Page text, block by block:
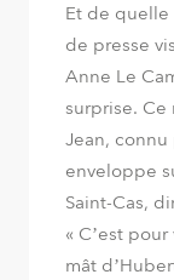
Et de quelle
de presse
Anne Le
surprise. Ce
Jean,
enveloppe
Saint-Cas,
« C’est
mât